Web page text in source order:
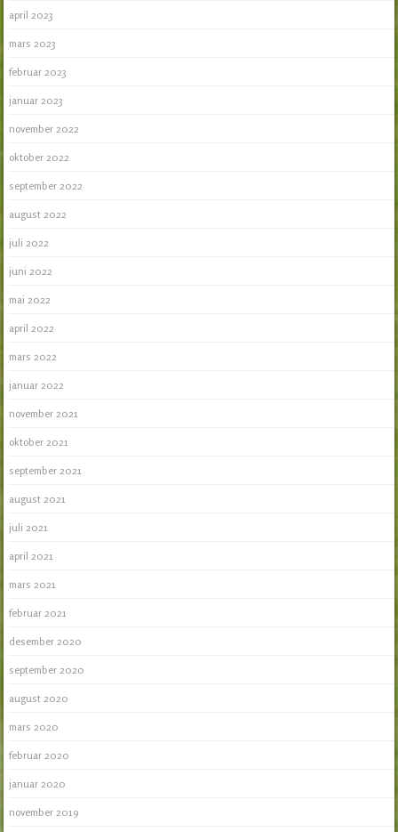
april 2023
mars 2023
februar 2023
januar 2023
november 2022
oktober 2022
september 2022
august 2022
juli 2022
juni 2022
mai 2022
april 2022
mars 2022
januar 2022
november 2021
oktober 2021
september 2021
august 2021
juli 2021
april 2021
mars 2021
februar 2021
desember 2020
september 2020
august 2020
mars 2020
februar 2020
januar 2020
november 2019